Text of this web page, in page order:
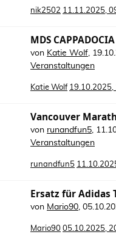
nik2502 11.11.2025,
MDS
von Katie Wolf,
Veranstaltungen
Katie Wolf 19.10.2025,
Vancouver
von runandfun5,
Veranstaltungen
runandfun5
Ersatz für Adidas
von Mario90,
Mario90 05.10.2025,